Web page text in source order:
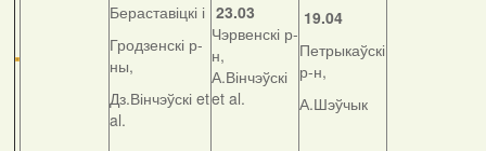
Бераставіцкі і
Гродзенскі р-
ны,
Дз.Вінчэўскі et
al.
23.03
Чэрвенскі р-
н,
А.Вінчэўскі
et al.
19.04
Петрыкаўскі
р-н,
А.Шэўчык